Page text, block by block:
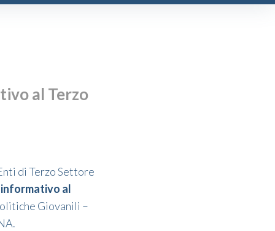
al Terzo
di Terzo Settore
al
Giovanili –